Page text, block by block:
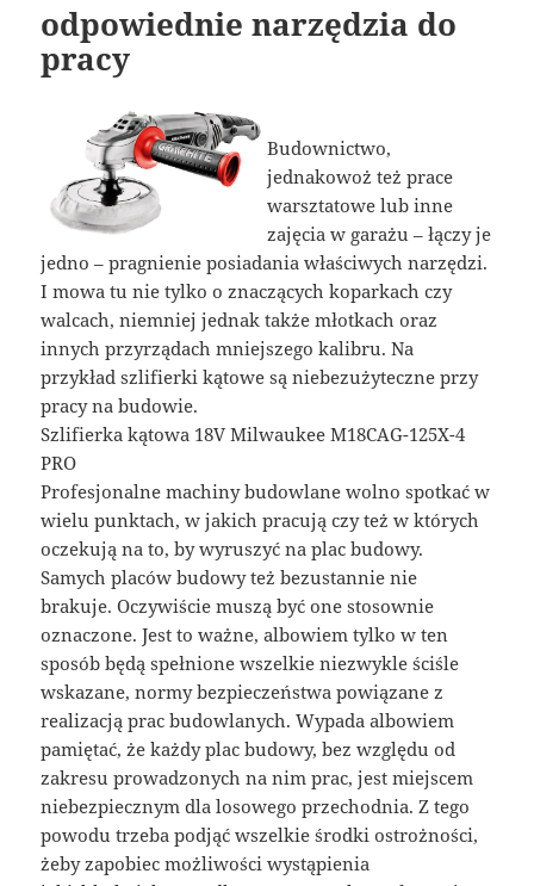
odpowiednie narzędzia do
pracy
Budownictwo,
jednakowoż też prace
warsztatowe lub inne
zajęcia w garażu – łączy je
jedno – pragnienie posiadania właściwych narzędzi.
I mowa tu nie tylko o znaczących koparkach czy
walcach, niemniej jednak także młotkach oraz
innych przyrządach mniejszego kalibru. Na
przykład szlifierki kątowe są niebezużyteczne przy
pracy na budowie.
Szlifierka kątowa 18V Milwaukee M18CAG-125X-4
PRO
Profesjonalne machiny budowlane wolno spotkać w
wielu punktach, w jakich pracują czy też w których
oczekują na to, by wyruszyć na plac budowy.
Samych placów budowy też bezustannie nie
brakuje. Oczywiście muszą być one stosownie
oznaczone. Jest to ważne, albowiem tylko w ten
sposób będą spełnione wszelkie niezwykle ściśle
wskazane, normy bezpieczeństwa powiązane z
realizacją prac budowlanych. Wypada albowiem
pamiętać, że każdy plac budowy, bez względu od
zakresu prowadzonych na nim prac, jest miejscem
niebezpiecznym dla losowego przechodnia. Z tego
powodu trzeba podjąć wszelkie środki ostrożności,
żeby zapobiec możliwości wystąpienia